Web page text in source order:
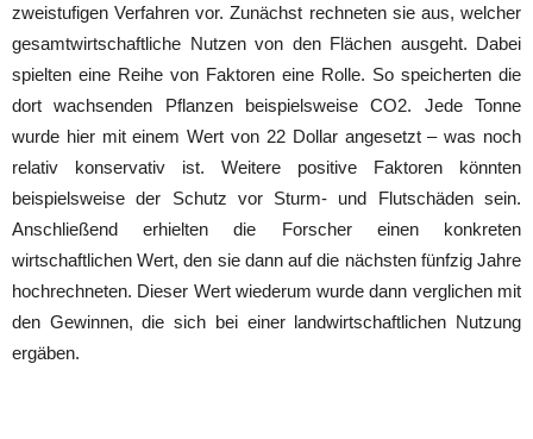
zweistufigen Verfahren vor. Zunächst rechneten sie aus, welcher
gesamtwirtschaftliche Nutzen von den Flächen ausgeht. Dabei
spielten eine Reihe von Faktoren eine Rolle. So speicherten die
dort wachsenden Pflanzen beispielsweise CO2. Jede Tonne
wurde hier mit einem Wert von 22 Dollar angesetzt – was noch
relativ konservativ ist. Weitere positive Faktoren könnten
beispielsweise der Schutz vor Sturm- und Flutschäden sein.
Anschließend erhielten die Forscher einen konkreten
wirtschaftlichen Wert, den sie dann auf die nächsten fünfzig Jahre
hochrechneten. Dieser Wert wiederum wurde dann verglichen mit
den Gewinnen, die sich bei einer landwirtschaftlichen Nutzung
ergäben.